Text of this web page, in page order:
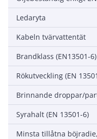
Ledaryta
Kabeln tvärvattentät
Brandklass (EN13501-6)
Syrahalt (EN 13501-6)